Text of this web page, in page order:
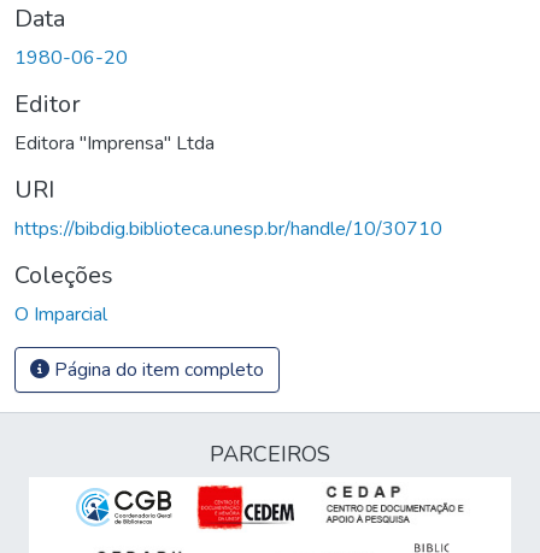
Data
1980-06-20
Editor
Editora "Imprensa" Ltda
URI
https://bibdig.biblioteca.unesp.br/handle/10/30710
Coleções
O Imparcial
Página do item completo
PARCEIROS